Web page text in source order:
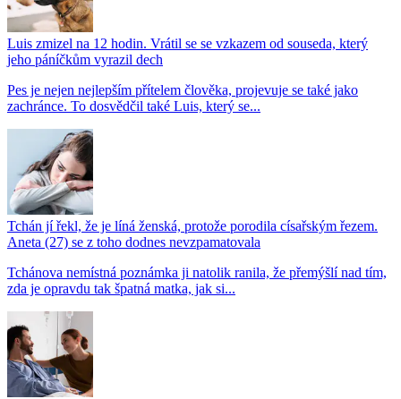
Luis zmizel na 12 hodin. Vrátil se se vzkazem od souseda, který
jeho páníčkům vyrazil dech
Pes je nejen nejlepším přítelem člověka, projevuje se také jako
zachránce. To dosvědčil také Luis, který se...
Tchán jí řekl, že je líná ženská, protože porodila císařským řezem.
Aneta (27) se z toho dodnes nevzpamatovala
Tchánova nemístná poznámka ji natolik ranila, že přemýšlí nad tím,
zda je opravdu tak špatná matka, jak si...